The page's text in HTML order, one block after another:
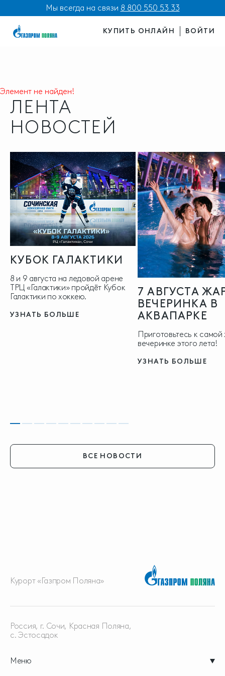
Мы всегда на связи 8 800 550 53 33
КУПИТЬ ОНЛАЙН ВОЙТИ
Элемент не найден!
ЛЕНТА
НОВОСТЕЙ
КУБОК ГАЛАКТИКИ
8 и 9 августа на ледовой арене
ТРЦ «Галактики» пройдёт Кубок
Галактики по хоккею.
УЗНАТЬ БОЛЬШЕ
7 АВГУСТА
ВЕЧЕРИНКА В
АКВАПАРКЕ
Приготовьтесь к
вечеринке этого лета!
УЗНАТЬ БОЛЬШЕ
ВСЕ НОВОСТИ
Курорт «Газпром Поляна»
Меню
Россия, г. Сочи, Красная Поляна,
с. Эстосадок